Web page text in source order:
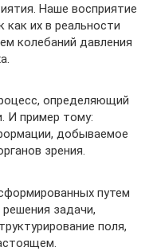
Наше восприятие
их в реальности
колебаний давления
определяющий
И пример тому:
добываемое
зрения.
путем
задачи,
поля,